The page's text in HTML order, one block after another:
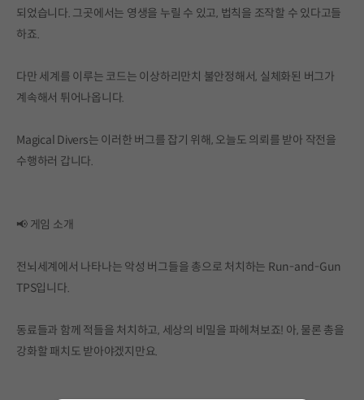
되었습니다. 그곳에서는 영생을 누릴 수 있고, 법칙을 조작할 수 있다고들
하죠.
다만 세계를 이루는 코드는 이상하리만치 불안정해서, 실체화된 버그가
계속해서 튀어나옵니다.
Magical Divers는 이러한 버그를 잡기 위해, 오늘도 의뢰를 받아 작전을
수행하러 갑니다.
📢 게임 소개
전뇌세계에서 나타나는 악성 버그들을 총으로 처치하는 Run-and-Gun
TPS입니다.
동료들과 함께 적들을 처치하고, 세상의 비밀을 파헤쳐보죠! 아, 물론 총을
강화할 패치도 받아야겠지만요.